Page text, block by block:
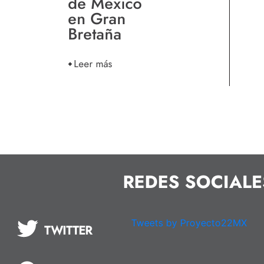
en Gran
Bretaña
Leer más
REDES
TWITTER Tweets by Proyecto22MX